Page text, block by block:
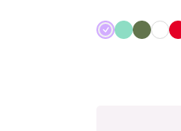
Levandulová
MátováOlivková
Bílá